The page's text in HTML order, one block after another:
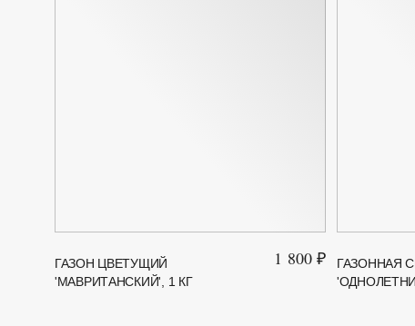
ГАЗОН ЦВЕТУЩИЙ
'МАВРИТАНСКИЙ', 1 КГ
1 800 ₽
ГАЗОННАЯ